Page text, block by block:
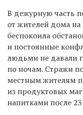
В дежурную часть
от жителей дома
беспокоила
и постоянные
людьми не давали
по ночам. Стражи
местным жителям
из продуктовых
напитками после